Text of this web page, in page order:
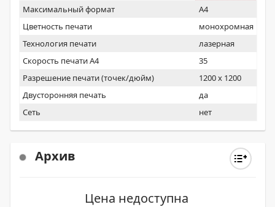
Максимальный формат
A4
Цветность печати
монохромная
Технология печати
лазерная
Скорость печати А4
35
Разрешение печати (точек/дюйм)
1200 x 1200
Двусторонняя печать
да
Сеть
нет
Архив
Цена недоступна